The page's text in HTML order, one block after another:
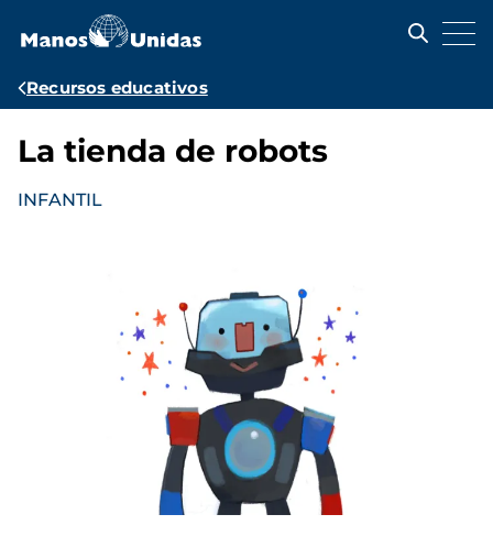
contenido
Ruta
navegación
Recursos educativos
La tienda de robots
INFANTIL